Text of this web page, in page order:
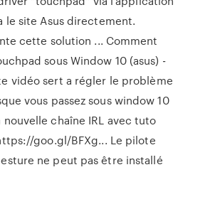
le site Asus directement.
cette solution ... Comment
sous Window 10 (asus) -
vidéo sert a régler le problème
vous passez sous window 10
nouvelle chaîne IRL avec tuto
goo.gl/BFXg... Le pilote
ne peut pas être installé